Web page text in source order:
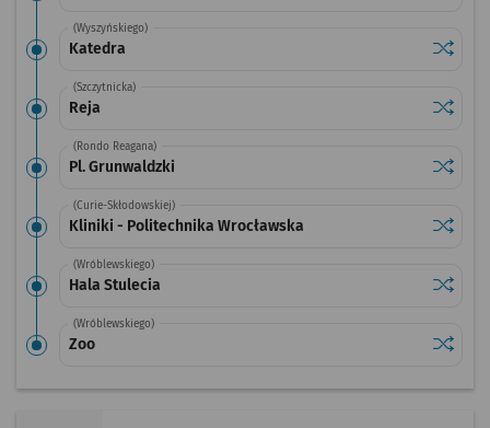
(Wyszyńskiego)
Katedra
(Szczytnicka)
Reja
(Rondo Reagana)
Pl. Grunwaldzki
(Curie-Skłodowskiej)
Kliniki - Politechnika Wrocławska
(Wróblewskiego)
Hala Stulecia
(Wróblewskiego)
Zoo